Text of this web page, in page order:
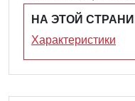
НА ЭТОЙ
Характеристики